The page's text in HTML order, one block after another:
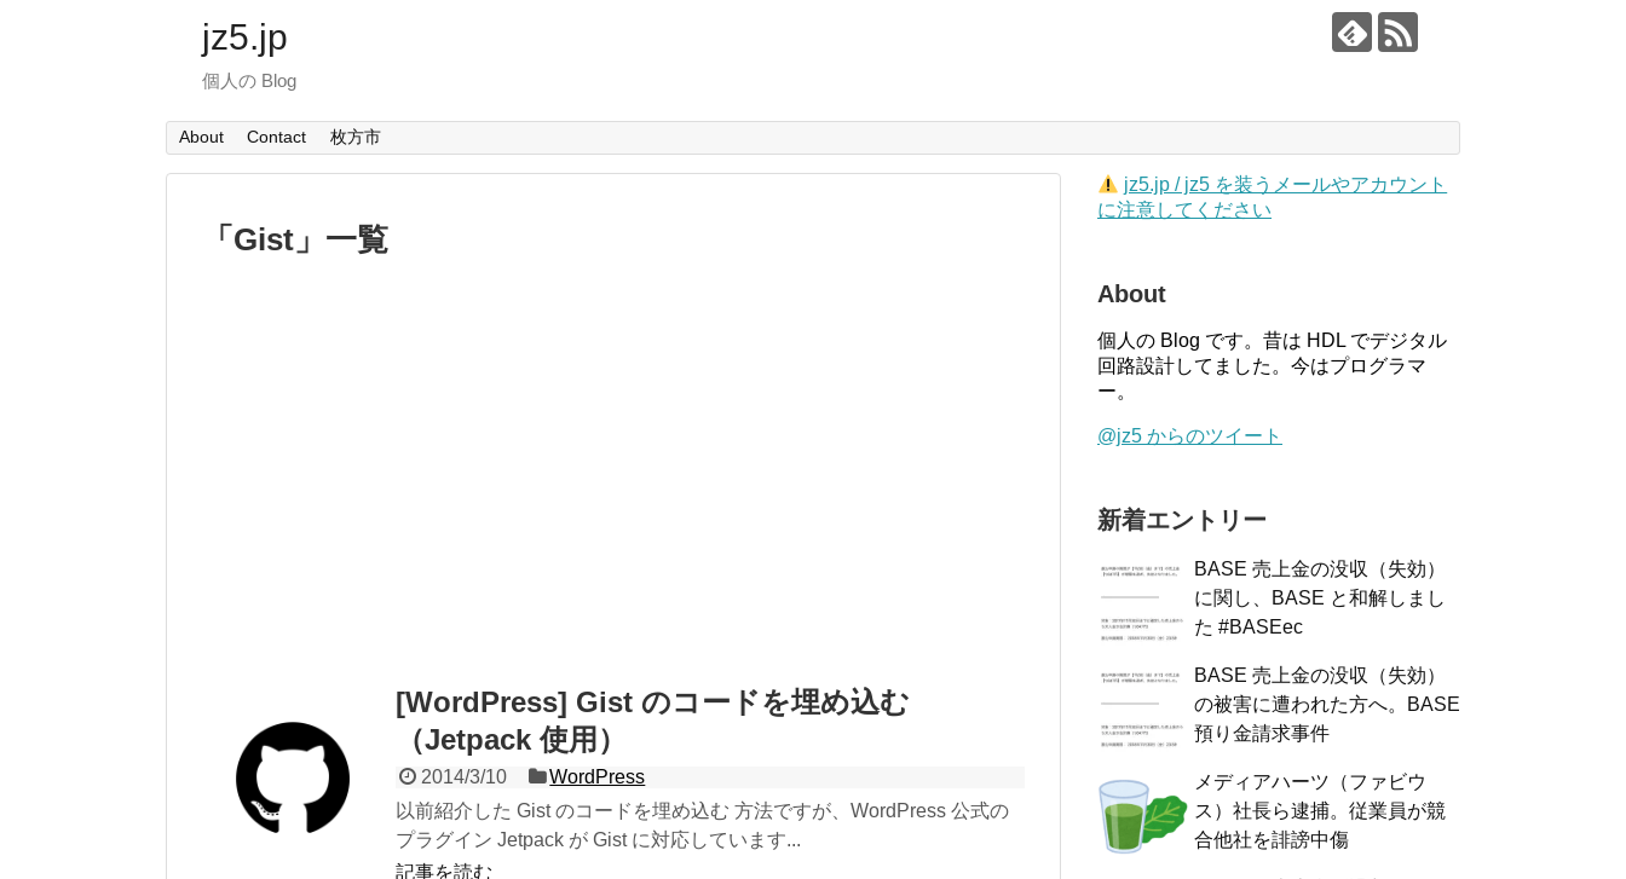
jz5.jp
個人の Blog
About Contact 枚方市
「 Gist 」 一覧
[WordPress] Gist のコードを埋め込む
（Jetpack 使用）
2014/3/10
WordPress
以前紹介した Gist のコードを埋め込む 方法ですが、WordPress 公式の
プラグイン Jetpack が Gist に対応しています...
記事を読む
jz5.jp / jz5 を装うメールやアカウント
に注意してください
About
個人の Blog です。昔は HDL でデジタル
回路設計してました。今はプログラマ
ー。
@jz5 からのツイート
新着エントリー
BASE 売上金の没収（失効）
に関し、BASE と和解しまし
た #BASEec
BASE 売上金の没収（失効）
の被害に遭われた方へ。BASE
預り金請求事件
メディアハーツ（ファビウ
ス）社長ら逮捕。従業員が競
合他社を誹謗中傷